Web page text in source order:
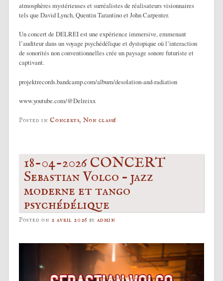
atmosphères mystérieuses et surréalistes de réalisateurs visionnaires
tels que David Lynch, Quentin Tarantino et John Carpenter.
Un concert de DELREI est une expérience immersive, emmenant
l’auditeur dans un voyage psychédélique et dystopique où l’interaction
de sonorités non conventionnelles crée un paysage sonore futuriste et
captivant.
projektrecords.bandcamp.com/album/desolation-and-radiation
www.youtube.com/@Delreixx
Posted in Concerts, Non classé
18-04-2026 CONCERT
Sebastian Volco – jazz
moderne et tango
psychédélique
Posted on 2 avril 2026 by admin